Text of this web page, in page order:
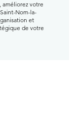
améliorez votre
Nom-la-
et
de votre